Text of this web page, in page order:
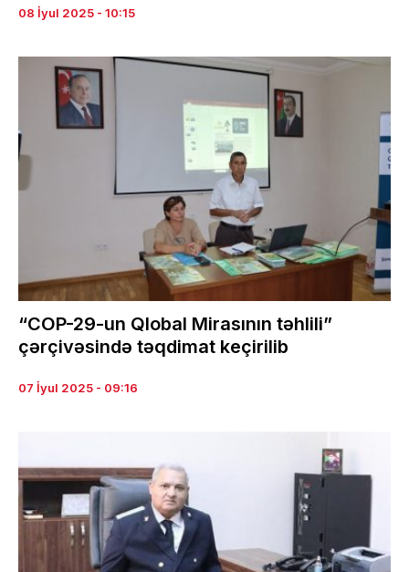
08 İyul 2025 - 10:15
“COP-29-un Qlobal Mirasının təhlili”
çərçivəsində təqdimat keçirilib
07 İyul 2025 - 09:16